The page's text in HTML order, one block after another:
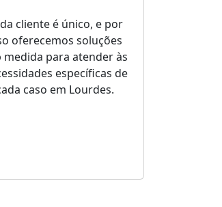
cliente é único, e por
oferecemos soluções
medida para atender às
específicas de
caso em Lourdes.